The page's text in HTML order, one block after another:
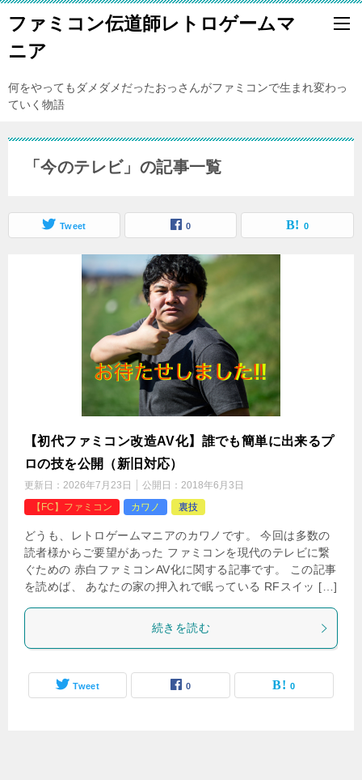
ファミコン伝道師レトロゲームマ
ニア
何をやってもダメダメだったおっさんがファミコンで生まれ変わっ
ていく物語
「今のテレビ」の記事一覧
Tweet 0 0
【初代ファミコン改造AV化】誰でも簡単に出来るプ
ロの技を公開（新旧対応）
更新日： 2026年7月23日 公開日： 2018年6月3日
【FC】ファミコン
カワノ 裏技
どうも、レトロゲームマニアのカワノです。 今回は多数の
読者様からご要望があった ファミコンを現代のテレビに繋
ぐための 赤白ファミコンAV化に関する記事です。 この記事
を読めば、 あなたの家の押入れで眠っている RFスイッ […]
続きを読む
Tweet 0 0